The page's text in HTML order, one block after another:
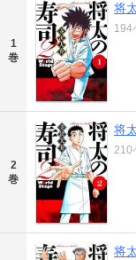
1
巻
将
194
2
巻
将
210
将